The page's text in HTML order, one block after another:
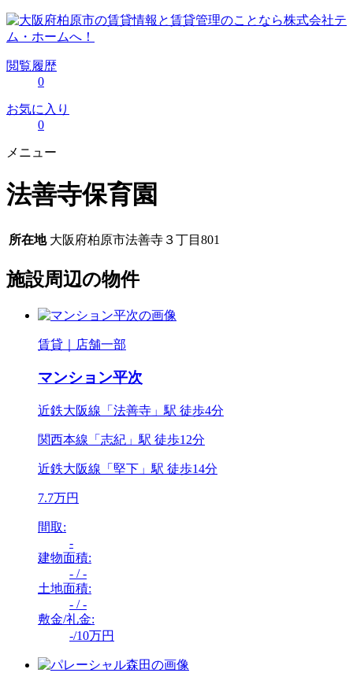
閲覧履歴
0
お気に入り
0
メニュー
法善寺保育園
所在地 大阪府柏原市法善寺３丁目801
施設周辺の物件
賃貸｜店舗一部
マンション平次
近鉄大阪線「法善寺」駅 徒歩4分
関西本線「志紀」駅 徒歩12分
近鉄大阪線「堅下」駅 徒歩14分
7.7万円
間取:
-
建物面積:
- / -
土地面積:
- / -
敷金/礼金:
-/10万円